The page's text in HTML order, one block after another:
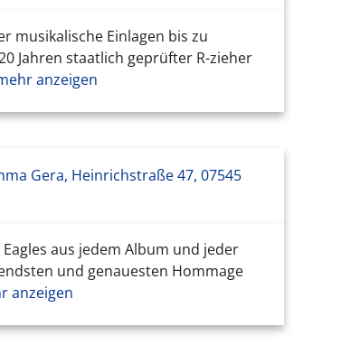
musikalische Einlagen bis zu
Jahren staatlich geprüfter R-zieher
anzeigen
Gera, Heinrichstraße 47, 07545
aus jedem Album und jeder
und genauesten Hommage
anzeigen